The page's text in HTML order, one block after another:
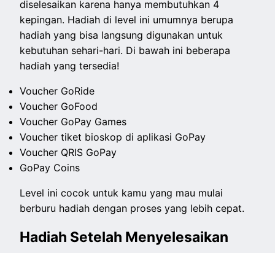
diselesaikan karena hanya membutuhkan 4
kepingan. Hadiah di level ini umumnya berupa
hadiah yang bisa langsung digunakan untuk
kebutuhan sehari-hari. Di bawah ini beberapa
hadiah yang tersedia!
Voucher GoRide
Voucher GoFood
Voucher GoPay Games
Voucher tiket bioskop di aplikasi GoPay
Voucher QRIS GoPay
GoPay Coins
Level ini cocok untuk kamu yang mau mulai
berburu hadiah dengan proses yang lebih cepat.
Hadiah Setelah Menyelesaikan